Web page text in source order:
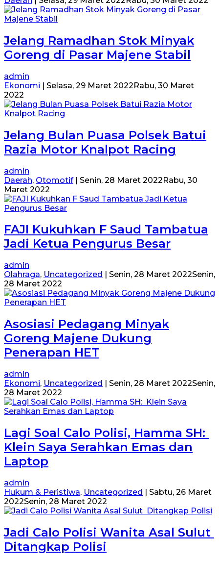
Jelang Ramadhan Stok Minyak
Goreng di Pasar Majene Stabil
admin
Ekonomi | Selasa, 29 Maret 2022Rabu, 30 Maret
2022
Jelang Bulan Puasa Polsek Batui
Razia Motor Knalpot Racing
admin
Daerah, Otomotif| Senin, 28 Maret 2022Rabu, 30
Maret 2022
FAJI Kukuhkan F Saud Tambatua
Jadi Ketua Pengurus Besar
admin
Olahraga, Uncategorized Senin, 28 Maret 2022Senin,
28 Maret 2022
Asosiasi Pedagang Minyak
Goreng Majene Dukung
Penerapan HET
admin
Ekonomi, Uncategorized | Senin, 28 Maret 2022Senin,
28 Maret 2022
Lagi Soal Calo Polisi, Hamma SH:
Klein Saya Serahkan Emas dan
Laptop
admin
Hukum & Peristiwa, Uncategorized | Sabtu, 26 Maret
2022Senin, 28 Maret 2022
Jadi Calo Polisi Wanita Asal Sulut
Ditangkap Polisi